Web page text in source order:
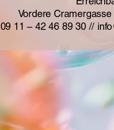
Vordere
09 11 – 42 46 89 30 //